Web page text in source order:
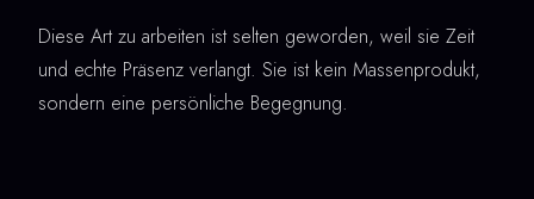
Diese Art zu arbeiten ist selten geworden, weil sie Zeit
und echte Präsenz verlangt. Sie ist kein Massenprodukt,
sondern eine persönliche Begegnung.